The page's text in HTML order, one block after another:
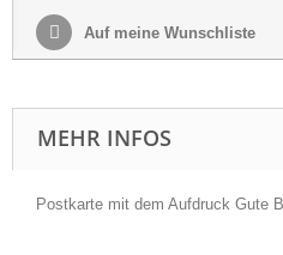
Auf meine Wunschliste
MEHR INFOS
Postkarte mit dem Aufdruck Gute